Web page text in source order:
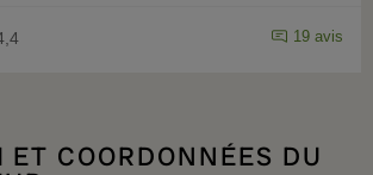
19 avis
ET COORDONNÉES DU